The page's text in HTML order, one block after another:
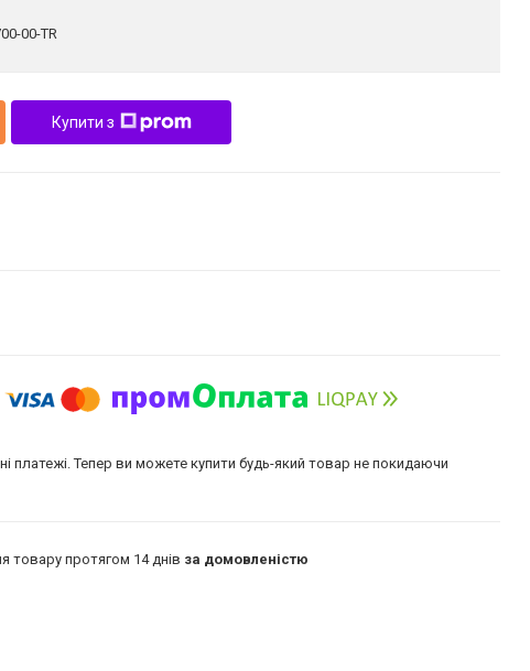
00-TR
Купити з
платежі. Тепер ви можете купити будь-який товар не покидаючи
товару протягом 14 днів за домовленістю